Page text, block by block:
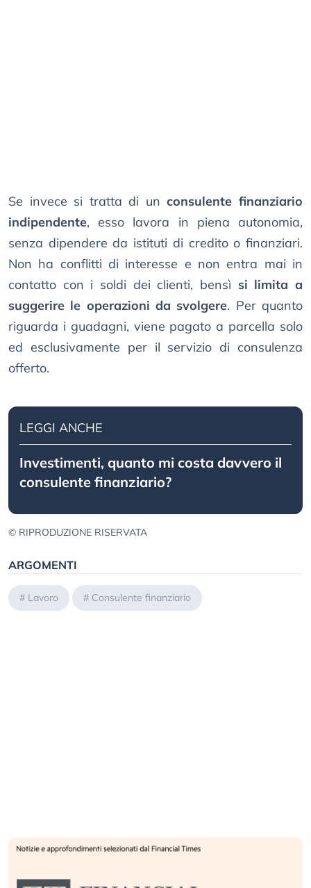
Se invece si tratta di unconsulente finanziario
indipendente, esso lavora in piena autonomia,
senza dipendere da istituti di credito o finanziari.
Non ha conflitti di interesse e non entra mai in
contatto con i soldi dei clienti, bensì si limita a
suggerire le operazioni da svolgere. Per quanto
riguarda i guadagni, viene pagato a parcella solo
ed esclusivamente per il servizio di consulenza
offerto.
LEGGI ANCHE
Investimenti, quanto mi costa davvero il
consulente finanziario?
© RIPRODUZIONE RISERVATA
ARGOMENTI
# Lavoro # Consulente finanziario